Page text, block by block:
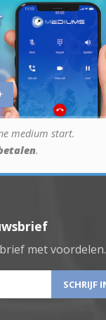
medium start.
.
met voordelen.